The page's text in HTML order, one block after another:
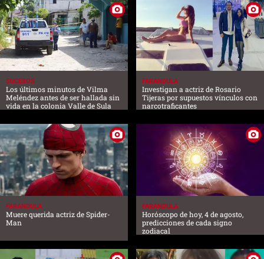
SUCESOS
Los últimos minutos de Vilma
Meléndez antes de ser hallada sin
vida en la colonia Valle de Sula
FARANDULA
Investigan a actriz de Rosario
Tijeras por supuestos vínculos con
narcotraficantes
FARANDULA
Muere querida actriz de Spider-
Man
FARANDULA
Horóscopo de hoy, 4 de agosto,
predicciones de cada signo
zodiacal